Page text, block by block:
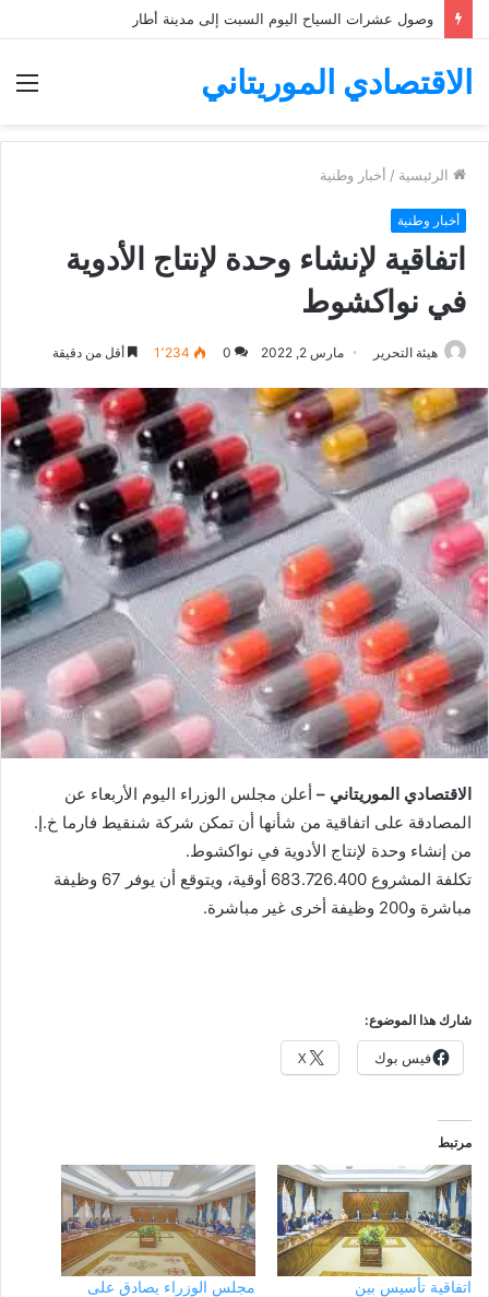
وصول عشرات السياح اليوم السبت إلى مدينة أطار
الاقتصادي الموريتاني
الرئيسية / أخبار وطنية
أخبار وطنية
اتفاقية لإنشاء وحدة لإنتاج الأدوية
في نواكشوط
هيئة التحرير مارس 2, 2022 0 1٬234 أقل من دقيقة
الاقتصادي الموريتاني – أعلن مجلس الوزراء اليوم الأربعاء عن
المصادقة على اتفاقية من شأنها أن تمكن شركة شنقيط فارما خ.إ.
من إنشاء وحدة لإنتاج الأدوية في نواكشوط.
تكلفة المشروع 683.726.400 أوقية، ويتوقع أن يوفر 67 وظيفة
مباشرة و200 وظيفة أخرى غير مباشرة.
شارك هذا الموضوع:
فيس بوك X
مرتبط
اتفاقية تأسيس بين
مجلس الوزراء يصادق على